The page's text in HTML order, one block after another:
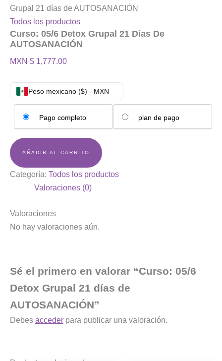
Grupal 21 días de AUTOSANACIÓN
Todos los productos
Curso: 05/6 Detox Grupal 21 Días De
AUTOSANACIÓN
MXN $ 1,777.00
Peso mexicano ($) - MXN
opción
de
pago
plan de pago
Pago completo
AÑADIR AL CARRITO
Categoría: Todos los productos
Valoraciones (0)
Valoraciones
No hay valoraciones aún.
Sé el primero en valorar “Curso: 05/6
Detox Grupal 21 días de
AUTOSANACIÓN”
Debes acceder para publicar una valoración.